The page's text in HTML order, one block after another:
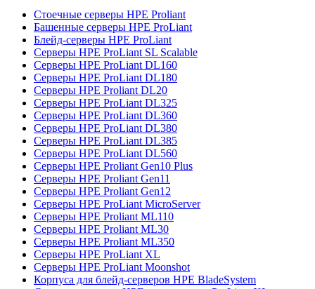
Стоечные серверы HPE Proliant
Башенные серверы HPE ProLiant
Блейд-серверы HPE ProLiant
Серверы HPE ProLiant SL Scalable
Серверы HPE ProLiant DL160
Серверы HPE ProLiant DL180
Серверы HPE Proliant DL20
Серверы HPE ProLiant DL325
Серверы HPE ProLiant DL360
Серверы HPE ProLiant DL380
Серверы HPE ProLiant DL385
Серверы HPE ProLiant DL560
Серверы HPE Proliant Gen10 Plus
Серверы HPE Proliant Gen11
Серверы HPE Proliant Gen12
Серверы HPE ProLiant MicroServer
Серверы HPE Proliant ML110
Серверы HPE Proliant ML30
Серверы HPE Proliant ML350
Серверы HPE ProLiant XL
Серверы HPE ProLiant Moonshot
Корпуса для блейд-серверов HPE BladeSystem